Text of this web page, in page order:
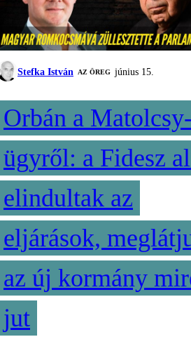
Stefka István AZ ÖREG június 15.
Orbán a
ügyről: a Fidesz
elindultak az
eljárások,
az új kormány
jut